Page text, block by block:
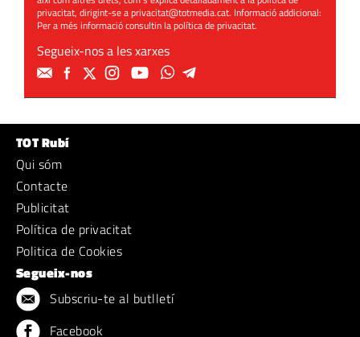
privacitat, dirigint-se aprivacitat@totmedia.cat. Informació addicional:
Per a més informació consultin lapolítica de privacitat.
Segueix-nos a les xarxes
TOT Rubí
Qui sóm
Contacte
Publicitat
Política de privacitat
Politica de Cookies
Segueix-nos
Subscriu-te al butlletí
Facebook